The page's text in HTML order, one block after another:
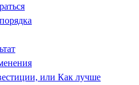
или Как лучше